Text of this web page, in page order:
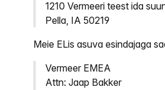
1210 Vermeeri teest ida
Pella, IA 50219
Meie ELis asuva esindajaga
Vermeer EMEA
Attn: Jaap Bakker